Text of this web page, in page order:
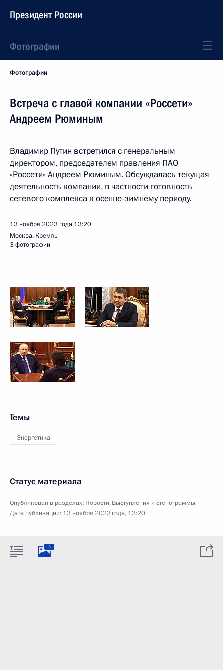
Президент России
Фотографии
Фотографии
Встреча с главой компании «Россети»
Андреем Рюминым
Владимир Путин встретился с генеральным
директором, председателем правления ПАО
«Россети» Андреем Рюминым. Обсуждалась текущая
деятельность компании, в частности готовность
сетевого комплекса к осенне-зимнему периоду.
13 ноября 2023 года 13:20
Москва, Кремль
3 фотографии
Темы
Энергетика
Статус материала
Опубликован в разделах: Новости, Выступления и стенограммы
Дата публикации: 13 ноября 2023 года, 13:20
3